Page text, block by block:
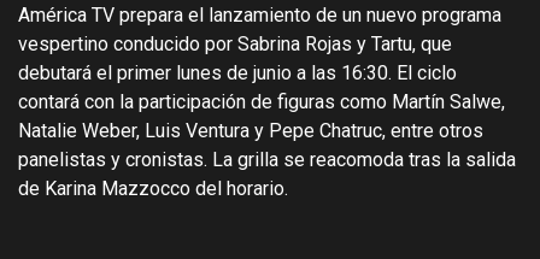
América TV prepara el lanzamiento de un nuevo programa
vespertino conducido por Sabrina Rojas y Tartu, que
debutará el primer lunes de junio a las 16:30. El ciclo
contará con la participación de figuras como Martín Salwe,
Natalie Weber, Luis Ventura y Pepe Chatruc, entre otros
panelistas y cronistas. La grilla se reacomoda tras la salida
de Karina Mazzocco del horario.